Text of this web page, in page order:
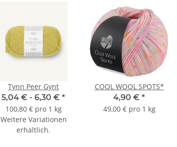
Tynn Peer Gynt
5,04 € - 6,30 € *
100,80 € pro 1 kg
Weitere Variationen
erhältlich.
COOL WOOL SPOTS*
4,90 € *
49,00 € pro 1 kg